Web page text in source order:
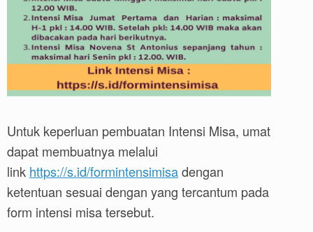
Untuk keperluan pembuatan Intensi Misa, umat
dapat membuatnya melalui
link https://s.id/formintensimisadengan
ketentuan sesuai dengan yang tercantum pada
form intensi misa tersebut.